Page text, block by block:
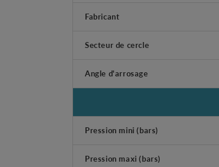
Fabricant
Secteur de cercle
Angle d'arrosage
Pression mini (bars)
Pression maxi (bars)